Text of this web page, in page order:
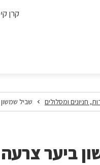
קרן
חניונים ומסלולים שביל
ביער צרעה